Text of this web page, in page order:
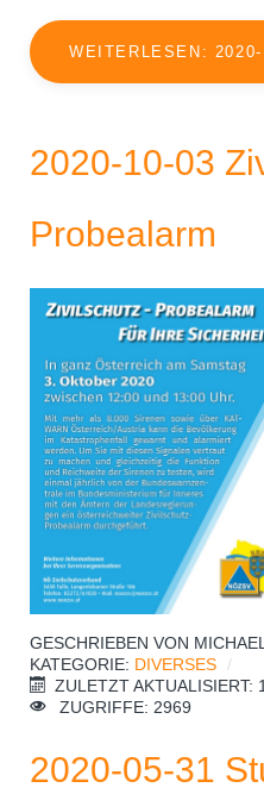
WEITERLESEN:
2020-10-03
Probealarm
GESCHRIEBEN VON
KATEGORIE: DIVERSES
ZULETZT AKTUALISIERT:
ZUGRIFFE: 2969
2020-05-31